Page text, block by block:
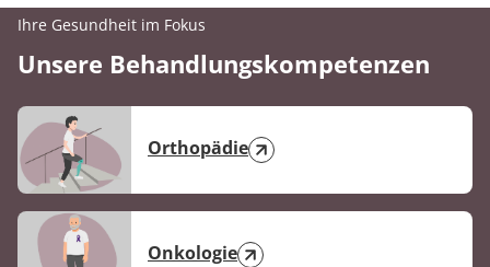
Ihre Gesundheit im Fokus
Unsere Behandlungskompetenzen
Orthopädie
Onkologie